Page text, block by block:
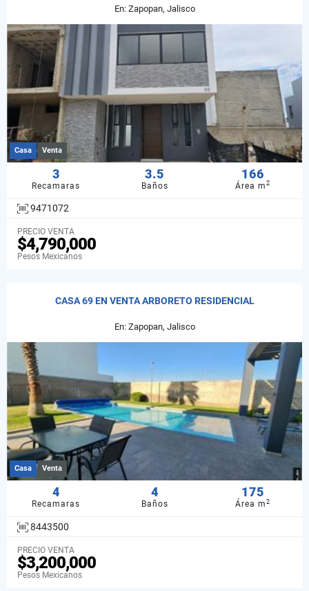
En: Zapopan, Jalisco
Casa Venta
3
Recamaras
3.5
Baños
166
Área m2
9471072
PRECIO VENTA
$4,790,000
Pesos Mexicanos
CASA 69 EN VENTA ARBORETO RESIDENCIAL
En: Zapopan, Jalisco
Casa Venta
4
Recamaras
4
Baños
175
Área m2
8443500
PRECIO VENTA
$3,200,000
Pesos Mexicanos